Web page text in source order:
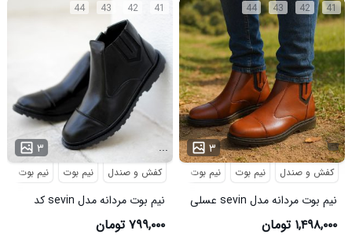
41
42
43
44
۳ ...
کفش و صندل نیم بوت نیم بوت
نیم بوت مردانه مدل sevin کد
6427
۷۹۹,۰۰۰ تومان
41
42
43
44
۳
کفش و صندل نیم بوت نیم بوت مردانه
نیم بوت مردانه مدل sevin عسلی
کد 6426
۱,۴۹۸,۰۰۰ تومان